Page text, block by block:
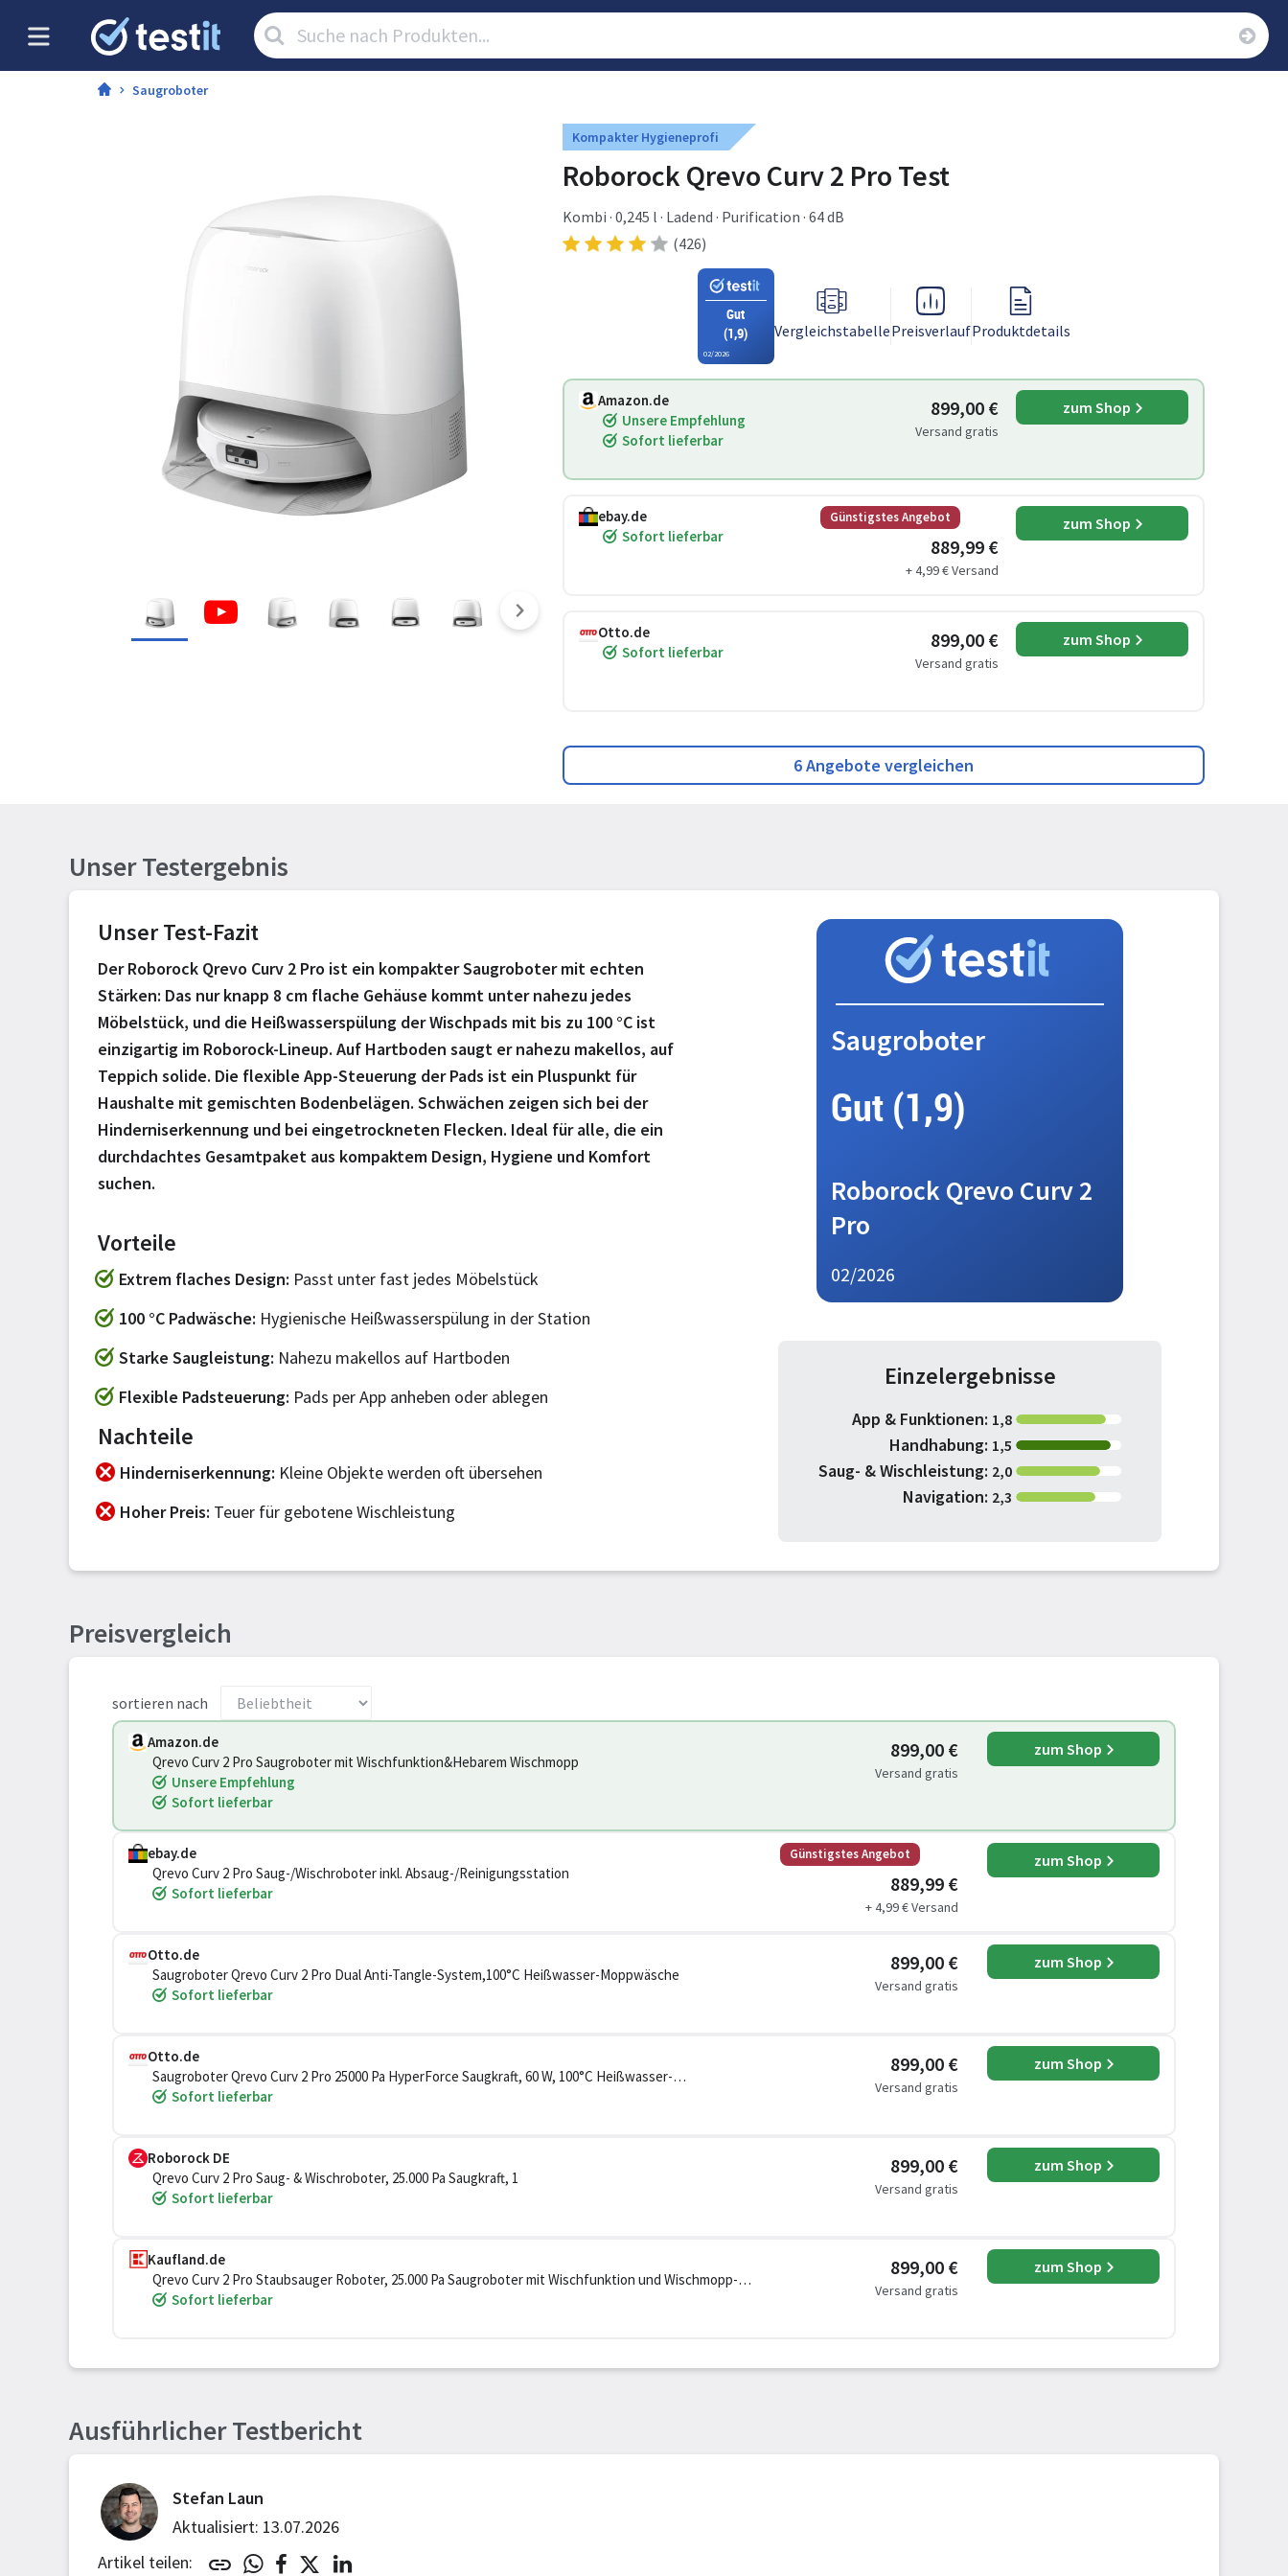
Artikel
suchen:
Saugroboter
Kompakter Hygieneprofi
Roborock Qrevo Curv 2 Pro Test
Kombi · 0,245 l · Ladend · Purification · 64 dB
(426)
Gut
(1,9)
02/2026
VergleichstabellePreisverlaufProduktdetails
Amazon.de
Unsere Empfehlung
Sofort lieferbar
899,00 €
Versand gratis
zum Shop
ebay.de
Sofort lieferbar
Günstigstes Angebot
889,99 €
+ 4,99 € Versand
zum Shop
Otto.de
Sofort lieferbar
899,00 €
Versand gratis
zum Shop
6 Angebote vergleichen
Unser Testergebnis
Saugroboter
Gut (1,9)
Roborock Qrevo Curv 2
Pro
02/2026
Einzelergebnisse
App & Funktionen: 1,8
Handhabung: 1,5
Saug- & Wischleistung: 2,0
Navigation: 2,3
Unser Test-Fazit
Der Roborock Qrevo Curv 2 Pro ist ein kompakter Saugroboter mit echten
Stärken: Das nur knapp 8 cm flache Gehäuse kommt unter nahezu jedes
Möbelstück, und die Heißwasserspülung der Wischpads mit bis zu 100 °C ist
einzigartig im Roborock-Lineup. Auf Hartboden saugt er nahezu makellos, auf
Teppich solide. Die flexible App-Steuerung der Pads ist ein Pluspunkt für
Haushalte mit gemischten Bodenbelägen. Schwächen zeigen sich bei der
Hinderniserkennung und bei eingetrockneten Flecken. Ideal für alle, die ein
durchdachtes Gesamtpaket aus kompaktem Design, Hygiene und Komfort
suchen.
Vorteile
Extrem flaches Design Passt unter fast jedes Möbelstück
100 °C Padwäsche Hygienische Heißwasserspülung in der Station
Starke Saugleistung Nahezu makellos auf Hartboden
Flexible Padsteuerung Pads per App anheben oder ablegen
Nachteile
Hinderniserkennung Kleine Objekte werden oft übersehen
Hoher Preis Teuer für gebotene Wischleistung
Preisvergleich
sortieren nach
Amazon.de
Qrevo Curv 2 Pro Saugroboter mit Wischfunktion&Hebarem Wischmopp
Unsere Empfehlung
Sofort lieferbar
899,00 €
Versand gratis
zum Shop
ebay.de
Qrevo Curv 2 Pro Saug-/Wischroboter inkl. Absaug-/Reinigungsstation
Sofort lieferbar
Günstigstes Angebot
889,99 €
+ 4,99 € Versand
zum Shop
Otto.de
Saugroboter Qrevo Curv 2 Pro Dual Anti-Tangle-System,100°C Heißwasser-Moppwäsche
Sofort lieferbar
899,00 €
Versand gratis
zum Shop
Otto.de
Saugroboter Qrevo Curv 2 Pro 25000 Pa HyperForce Saugkraft, 60 W, 100°C Heißwasser-
Moppwäsche, mit warmem Wasser den Boden wischen, Dual Anti-Tangle-S
Sofort lieferbar
899,00 €
Versand gratis
zum Shop
Roborock DE
Qrevo Curv 2 Pro Saug- & Wischroboter, 25.000 Pa Saugkraft, 1
Sofort lieferbar
899,00 €
Versand gratis
zum Shop
Kaufland.de
Qrevo Curv 2 Pro Staubsauger Roboter, 25.000 Pa Saugroboter mit Wischfunktion und Wischmopp-
Hebefunktion, 100 °C Moppwäsche mit heißem Wasser
Sofort lieferbar
899,00 €
Versand gratis
zum Shop
Ausführlicher Testbericht
Stefan Laun
Aktualisiert: 13.07.2026
Artikel teilen: